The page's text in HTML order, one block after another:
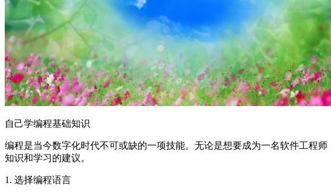
自己学编程基础知识
编程是当今数字化时代不可或缺的一项技能。无论是想要成为一名软件工程
知识和学习的建议。
1. 选择编程语言